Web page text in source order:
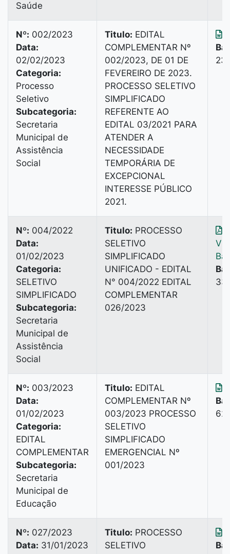
Saúde
Nº: 002/2023
Data:
02/02/2023
Categoria:
Processo
Seletivo
Subcategoria:
Secretaria
Municipal de
Assistência
Social
Titulo: EDITAL
COMPLEMENTAR Nº
002/2023, DE 01 DE
FEVEREIRO DE 2023.
PROCESSO SELETIVO
SIMPLIFICADO
REFERENTE AO
EDITAL 03/2021 PARA
ATENDER A
NECESSIDADE
TEMPORÁRIA DE
EXCEPCIONAL
INTERESSE PÚBLICO
2021.
Nº: 004/2022
Data:
01/02/2023
Categoria:
SELETIVO
SIMPLIFICADO
Subcategoria:
Secretaria
Municipal de
Assistência
Social
Titulo: PROCESSO
SELETIVO
SIMPLIFICADO
UNIFICADO - EDITAL
N° 004/2022 EDITAL
COMPLEMENTAR
026/2023
Nº: 003/2023
Data:
01/02/2023
Categoria:
EDITAL
COMPLEMENTAR
Subcategoria:
Secretaria
Municipal de
Educação
Titulo: EDITAL
COMPLEMENTAR Nº
003/2023 PROCESSO
SELETIVO
SIMPLIFICADO
EMERGENCIAL Nº
001/2023
Nº: 027/2023
Data: 31/01/2023
Titulo: PROCESSO
SELETIVO